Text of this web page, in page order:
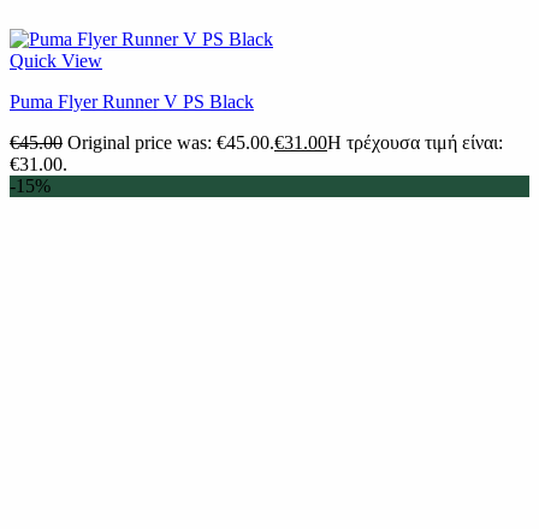
Quick View
Puma Flyer Runner V PS Black
€45.00 Original price was: €45.00.€31.00Η τρέχουσα τιμή είναι:
€31.00.
-15%